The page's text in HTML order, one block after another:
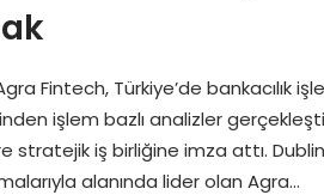
Fintech, Türkiye’de bankacılık
işlem bazlı analizler
stratejik iş birliğine imza attı.
alanında lider olan Agra…